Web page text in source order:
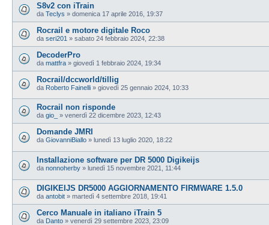
S8v2 con iTrain
da Teclys » domenica 17 aprile 2016, 19:37
Rocrail e motore digitale Roco
da seri201 » sabato 24 febbraio 2024, 22:38
DecoderPro
da mattfra » giovedì 1 febbraio 2024, 19:34
Rocrail/dccworld/tillig
da Roberto Fainelli » giovedì 25 gennaio 2024, 10:33
Rocrail non risponde
da gio_ » venerdì 22 dicembre 2023, 12:43
Domande JMRI
da GiovanniBiallo » lunedì 13 luglio 2020, 18:22
Installazione software per DR 5000 Digikeijs
da nonnoherby » lunedì 15 novembre 2021, 11:44
DIGIKEIJS DR5000 AGGIORNAMENTO FIRMWARE 1.5.0
da antobit » martedì 4 settembre 2018, 19:41
Cerco Manuale in italiano iTrain 5
da Danto » venerdì 29 settembre 2023, 23:09